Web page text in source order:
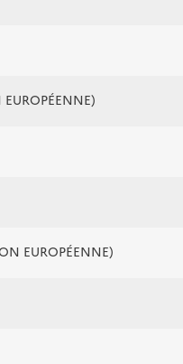
EUROPÉENNE)